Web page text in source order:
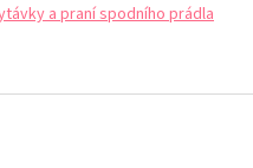
a praní spodního prádla